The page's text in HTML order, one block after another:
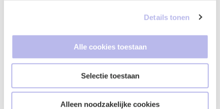
Details tonen
Alle cookies toestaan
Selectie toestaan
Alleen noodzakelijke cookies